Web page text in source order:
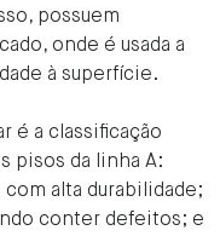
possuem
onde é usada a
à superfície.
é a classificação
pisos da linha A:
alta durabilidade;
conter defeitos; e